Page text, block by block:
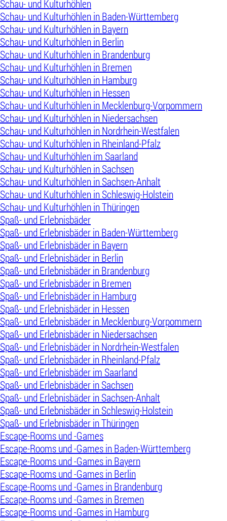
Schau- und Kulturhöhlen
Schau- und Kulturhöhlen in Baden-Württemberg
Schau- und Kulturhöhlen in Bayern
Schau- und Kulturhöhlen in Berlin
Schau- und Kulturhöhlen in Brandenburg
Schau- und Kulturhöhlen in Bremen
Schau- und Kulturhöhlen in Hamburg
Schau- und Kulturhöhlen in Hessen
Schau- und Kulturhöhlen in Mecklenburg-Vorpommern
Schau- und Kulturhöhlen in Niedersachsen
Schau- und Kulturhöhlen in Nordrhein-Westfalen
Schau- und Kulturhöhlen in Rheinland-Pfalz
Schau- und Kulturhöhlen im Saarland
Schau- und Kulturhöhlen in Sachsen
Schau- und Kulturhöhlen in Sachsen-Anhalt
Schau- und Kulturhöhlen in Schleswig-Holstein
Schau- und Kulturhöhlen in Thüringen
Spaß- und Erlebnisbäder
Spaß- und Erlebnisbäder in Baden-Württemberg
Spaß- und Erlebnisbäder in Bayern
Spaß- und Erlebnisbäder in Berlin
Spaß- und Erlebnisbäder in Brandenburg
Spaß- und Erlebnisbäder in Bremen
Spaß- und Erlebnisbäder in Hamburg
Spaß- und Erlebnisbäder in Hessen
Spaß- und Erlebnisbäder in Mecklenburg-Vorpommern
Spaß- und Erlebnisbäder in Niedersachsen
Spaß- und Erlebnisbäder in Nordrhein-Westfalen
Spaß- und Erlebnisbäder in Rheinland-Pfalz
Spaß- und Erlebnisbäder im Saarland
Spaß- und Erlebnisbäder in Sachsen
Spaß- und Erlebnisbäder in Sachsen-Anhalt
Spaß- und Erlebnisbäder in Schleswig-Holstein
Spaß- und Erlebnisbäder in Thüringen
Escape-Rooms und -Games
Escape-Rooms und -Games in Baden-Württemberg
Escape-Rooms und -Games in Bayern
Escape-Rooms und -Games in Berlin
Escape-Rooms und -Games in Brandenburg
Escape-Rooms und -Games in Bremen
Escape-Rooms und -Games in Hamburg